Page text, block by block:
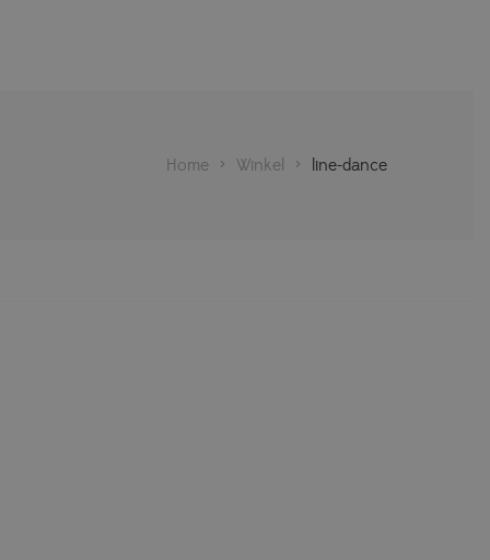
Home > Winkel > line-dance